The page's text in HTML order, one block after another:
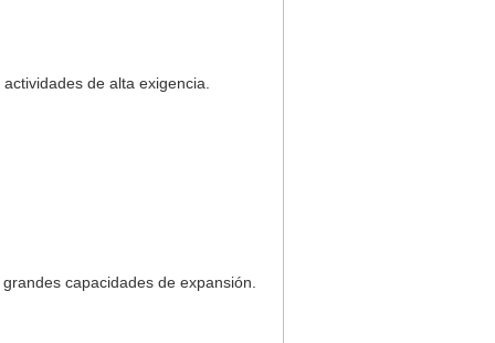
de alta exigencia.
capacidades de expansión.